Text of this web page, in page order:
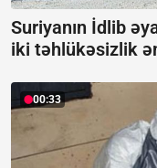
Suriyanın İdlib
iki təhlükəsizlik
00:33